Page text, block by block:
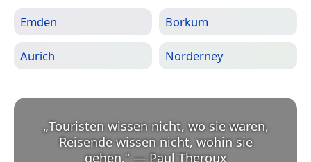
Emden Borkum
Aurich Norderney
„Touristen wissen nicht, wo sie waren,
Reisende wissen nicht, wohin sie
gehen.“ — Paul Theroux